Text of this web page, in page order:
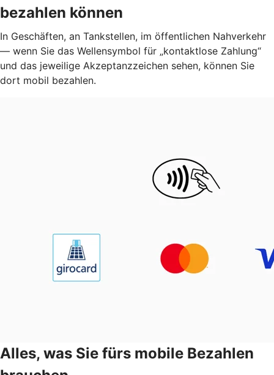
bezahlen können
In Geschäften, an Tankstellen, im öffentlichen Nahverkehr
— wenn Sie das Wellensymbol für „kontaktlose Zahlung“
und das jeweilige Akzeptanzzeichen sehen, können Sie
dort mobil bezahlen.
Alles, was Sie fürs mobile Bezahlen